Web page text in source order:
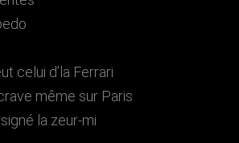
celui d’la Ferrari
même sur Paris
la zeur-mi